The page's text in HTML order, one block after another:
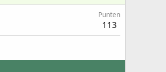
Punten
113